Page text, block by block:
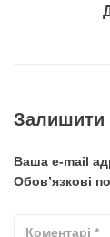
Залишити
Ваша e-mail
Обов’язкові